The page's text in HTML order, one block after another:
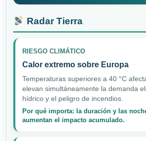
Radar Tierra
RIESGO CLIMÁTICO
Calor extremo sobre Europa
Temperaturas superiores a 40 °C
elevan simultáneamente la demanda
hídrico y el peligro de incendios.
Por qué importa: la duración y las
aumentan el impacto acumulado.